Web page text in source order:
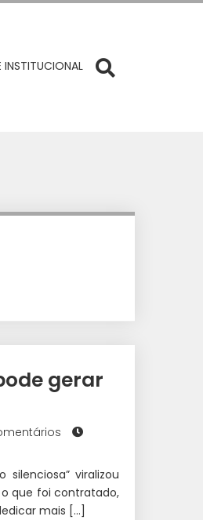
INSTITUCIONAL
gerar
viralizou
que foi contratado,
mais […]